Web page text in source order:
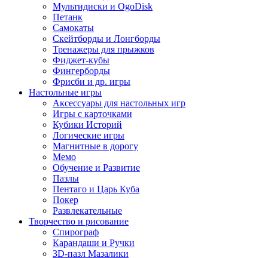
Мультидиски и OgoDisk
Петанк
Самокаты
Скейтборды и Лонгборды
Тренажеры для прыжков
Фиджет-кубы
Фингерборды
Фрисби и др. игры
Настольные игры
Аксессуары для настольных игр
Игры с карточками
Кубики Историй
Логические игры
Магнитные в дорогу
Мемо
Обучение и Развитие
Пазлы
Пентаго и Царь Куба
Покер
Развлекательные
Творчество и рисование
Спирограф
Карандаши и Ручки
3D-пазл Мазалики